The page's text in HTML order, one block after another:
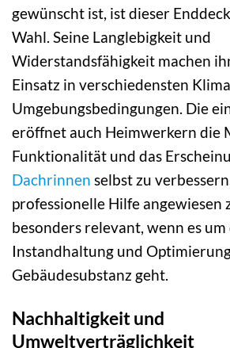
gewünscht ist, ist dieser
Wahl. Seine Langlebigkeit und
Widerstandsfähigkeit machen
Einsatz in verschiedensten
Umgebungsbedingungen. Die
eröffnet auch Heimwerkern die
Funktionalität und das
Dachrinnen selbst zu
professionelle Hilfe angewiesen
besonders relevant, wenn es um
Instandhaltung und
Gebäudesubstanz geht.
Nachhaltigkeit und
Umweltverträglichkeit